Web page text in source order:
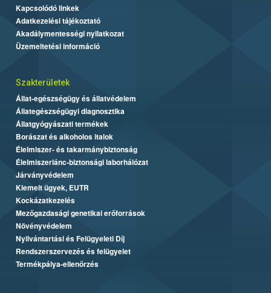
Kapcsolódó linkek
Adatkezelési tájékoztató
Akadálymentességi nyilatkozat
Üzemeltetési információ
Szakterületek
Állat-egészségügy és állatvédelem
Állategészségügyi diagnosztika
Állatgyógyászati termékek
Borászat és alkoholos italok
Élelmiszer- és takarmánybiztonság
Élelmiszerlánc-biztonsági laborhálózat
Járványvédelem
Kiemelt ügyek, EUTR
Kockázatkezelés
Mezőgazdasági genetikai erőforrások
Növényvédelem
Nyilvántartási és Felügyeleti Díj
Rendszerszervezés és felügyelet
Termékpálya-ellenőrzés